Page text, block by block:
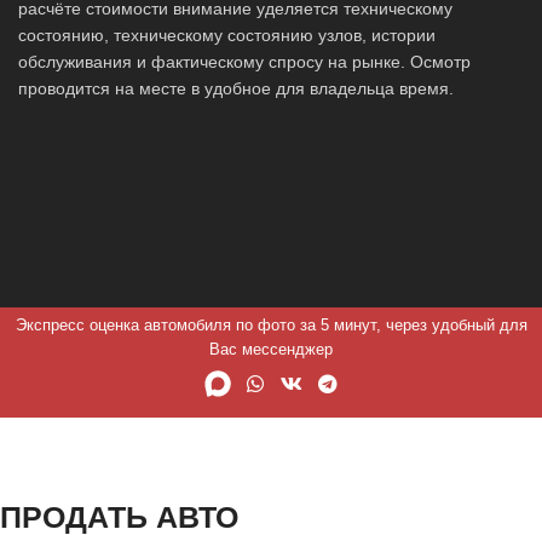
расчёте стоимости внимание уделяется техническому
состоянию, техническому состоянию узлов, истории
обслуживания и фактическому спросу на рынке. Осмотр
проводится на месте в удобное для владельца время.
Экспресс оценка автомобиля по фото за 5 минут, через удобный для
Вас мессенджер
ПРОДАТЬ АВТО